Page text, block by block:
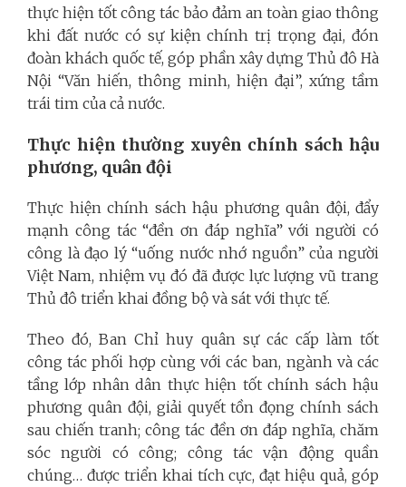
thực hiện tốt công tác bảo đảm an toàn giao thông
khi đất nước có sự kiện chính trị trọng đại, đón
đoàn khách quốc tế, góp phần xây dựng Thủ đô Hà
Nội “Văn hiến, thông minh, hiện đại”, xứng tầm
trái tim của cả nước.
Thực hiện thường xuyên chính sách hậu
phương, quân đội
Thực hiện chính sách hậu phương quân đội, đẩy
mạnh công tác “đền ơn đáp nghĩa” với người có
công là đạo lý “uống nước nhớ nguồn” của người
Việt Nam, nhiệm vụ đó đã được lực lượng vũ trang
Thủ đô triển khai đồng bộ và sát với thực tế.
Theo đó, Ban Chỉ huy quân sự các cấp làm tốt
công tác phối hợp cùng với các ban, ngành và các
tầng lớp nhân dân thực hiện tốt chính sách hậu
phương quân đội, giải quyết tồn đọng chính sách
sau chiến tranh; công tác đền ơn đáp nghĩa, chăm
sóc người có công; công tác vận động quần
chúng… được triển khai tích cực, đạt hiệu quả, góp